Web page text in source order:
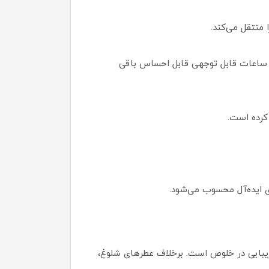
منتقل می‌کند.
ساعات قابل توجهی قابل احساس باقی
کرده است.
ایده‌آل محسوب می‌شود.
در خلوص است. برخلاف عطرهای شلوغ،